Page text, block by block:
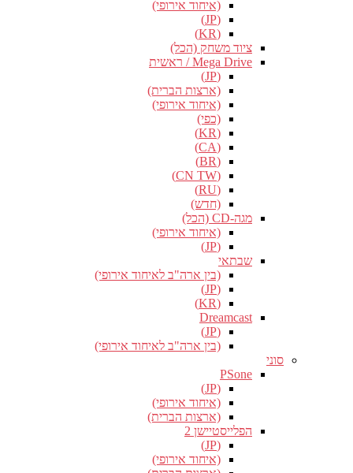
(איחוד אירופי)
(JP)
(KR)
ציוד משחק (הכל)
Mega Drive / ראשית
(JP)
(ארצות הברית)
(איחוד אירופי)
(כפי)
(KR)
(CA)
(BR)
(CN TW)
(RU)
(חדש)
מגה-CD (הכל)
(איחוד אירופי)
(JP)
שבתאי
(בין ארה"ב לאיחוד אירופי)
(JP)
(KR)
Dreamcast
(JP)
(בין ארה"ב לאיחוד אירופי)
סוני
PSone
(JP)
(איחוד אירופי)
(ארצות הברית)
הפלייסטיישן 2
(JP)
(איחוד אירופי)